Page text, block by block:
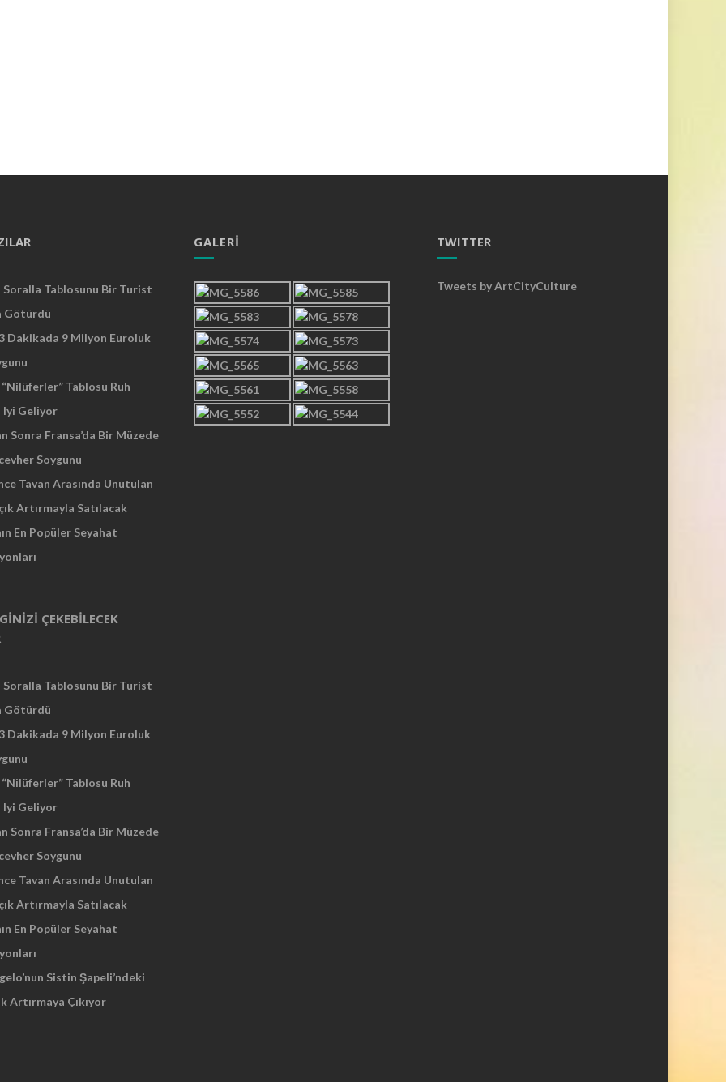
Soralla Tablosunu Bir Turist
Götürdü
Dakikada 9 Milyon Euroluk
Tablosu Ruh
Iyi Geliyor
Sonra Fransa’da Bir Müzede
Soygunu
Tavan Arasında Unutulan
Artırmayla Satılacak
En Popüler Seyahat
ÇEKEBILECEK
Soralla Tablosunu Bir Turist
Götürdü
Dakikada 9 Milyon Euroluk
Tablosu Ruh
Iyi Geliyor
Sonra Fransa’da Bir Müzede
Soygunu
Tavan Arasında Unutulan
Artırmayla Satılacak
En Popüler Seyahat
Sistin Şapeli’ndeki
Artırmaya Çıkıyor
GALERI TWITTER
Tweets by ArtCityCulture